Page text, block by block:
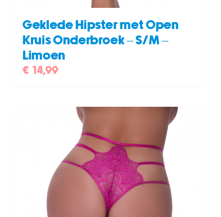
Geklede Hipster met Open
Kruis Onderbroek – S/M –
Limoen
€ 14,99